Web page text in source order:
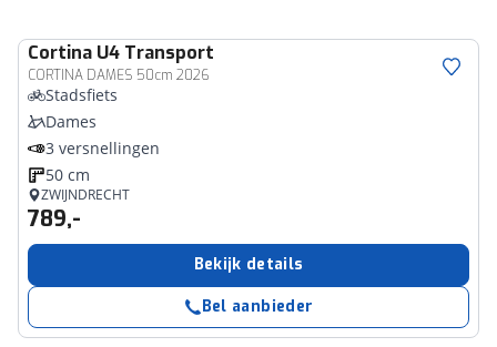
Cortina U4 Transport
CORTINA DAMES 50cm 2026
Stadsfiets
Dames
3 versnellingen
50 cm
ZWIJNDRECHT
789,-
Bekijk details
Bel aanbieder